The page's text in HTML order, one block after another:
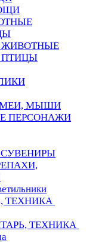
МЫШИ
ПЕРСОНАЖИ
СУВЕНИРЫ
ТЕХНИКА
ТЕХНИКА